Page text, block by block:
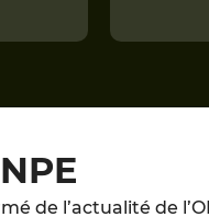
de l’actualité de